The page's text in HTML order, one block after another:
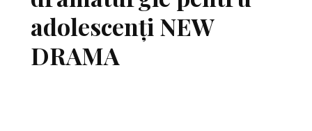
adolescenți NEW
DRAMA